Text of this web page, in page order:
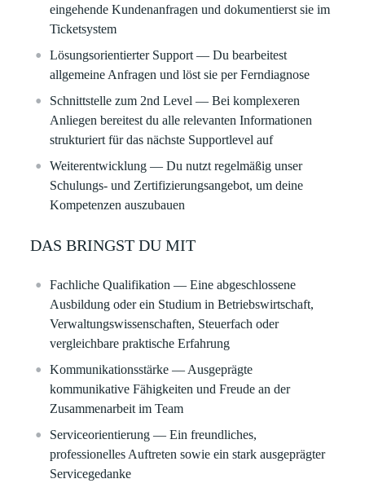
eingehende Kundenanfragen und dokumentierst sie im
Ticketsystem
Lösungsorientierter Support — Du bearbeitest
allgemeine Anfragen und löst sie per Ferndiagnose
Schnittstelle zum 2nd Level — Bei komplexeren
Anliegen bereitest du alle relevanten Informationen
strukturiert für das nächste Supportlevel auf
Weiterentwicklung — Du nutzt regelmäßig unser
Schulungs‑ und Zertifizierungsangebot, um deine
Kompetenzen auszubauen
DAS BRINGST DU MIT
Fachliche Qualifikation — Eine abgeschlossene
Ausbildung oder ein Studium in Betriebswirtschaft,
Verwaltungswissenschaften, Steuerfach oder
vergleichbare praktische Erfahrung
Kommunikationsstärke — Ausgeprägte
kommunikative Fähigkeiten und Freude an der
Zusammenarbeit im Team
Serviceorientierung — Ein freundliches,
professionelles Auftreten sowie ein stark ausgeprägter
Servicegedanke